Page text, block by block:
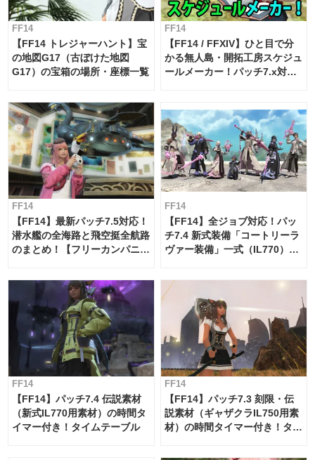
FF14
【FF14 トレジャーハント】宝
の地図G17（古ぼけた地図
G17）の宝箱の場所・座標一覧
FF14
【FF14 / FFXIV】ひと目で分
かる無人島・開拓工房スケジュ
ールメーカー！パッチ7.x対応
FF14
【FF14】最新パッチ7.5対応！
潜水艦の全海路と飛空挺全航路
のまとめ！【フリーカンパニ
FF14
【FF14】全ジョブ対応！パッ
チ7.4 新式装備「コートリーラ
ヴァー装備」一式（IL770）の
FF14
【FF14】パッチ7.4 伝説素材
（新式IL770用素材）の時間タ
イマー付き！タイムテーブル
FF14
【FF14】パッチ7.3 刻限・伝
説素材（ギャザクラIL750用素
材）の時間タイマー付き！タイ